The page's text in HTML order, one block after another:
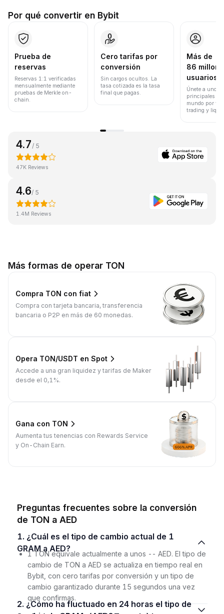
Por qué convertir en Bybit
Prueba de
reservas
Reservas 1:1 verificadas
mensualmente mediante
pruebas de Merkle on-
chain.
Cero tarifas por
conversión
Sin cargos ocultos. La
tasa cotizada es la tasa
final que pagas.
Más de
86
usuarios
Únete a uno
principales
mundo por
trading y
4.7 / 5
47K Reviews
4.6/ 5
1.4M Reviews
Más formas de operar TON
Compra TON con fiat
Compra con tarjeta bancaria, transferencia
bancaria o P2P en más de 60 monedas.
Opera TON/USDT en Spot
Accede a una gran liquidez y tarifas de Maker
desde el 0,1%.
Gana con TON
Aumenta tus tenencias con Rewards Service
y On-Chain Earn.
Preguntas frecuentes sobre la conversión
de TON a AED
1. ¿Cuál es el tipo de cambio actual de 1
GRAM a AED?
1 TON equivale actualmente a unos -- AED. El tipo de
cambio de TON a AED se actualiza en tiempo real en
Bybit, con cero tarifas por conversión y un tipo de
cambio garantizado durante 15 segundos una vez
que confirmas.
2. ¿Cómo ha fluctuado en 24 horas el tipo de